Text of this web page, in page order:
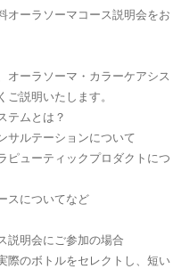
オーラソーマコース説明会をお
オーラソーマ・カラーケアシス
ご説明いたします。
テムとは？
サルテーションについて
ピューティックプロダクトにつ
スについてなど
説明会にご参加の場合
際のボトルをセレクトし、短い